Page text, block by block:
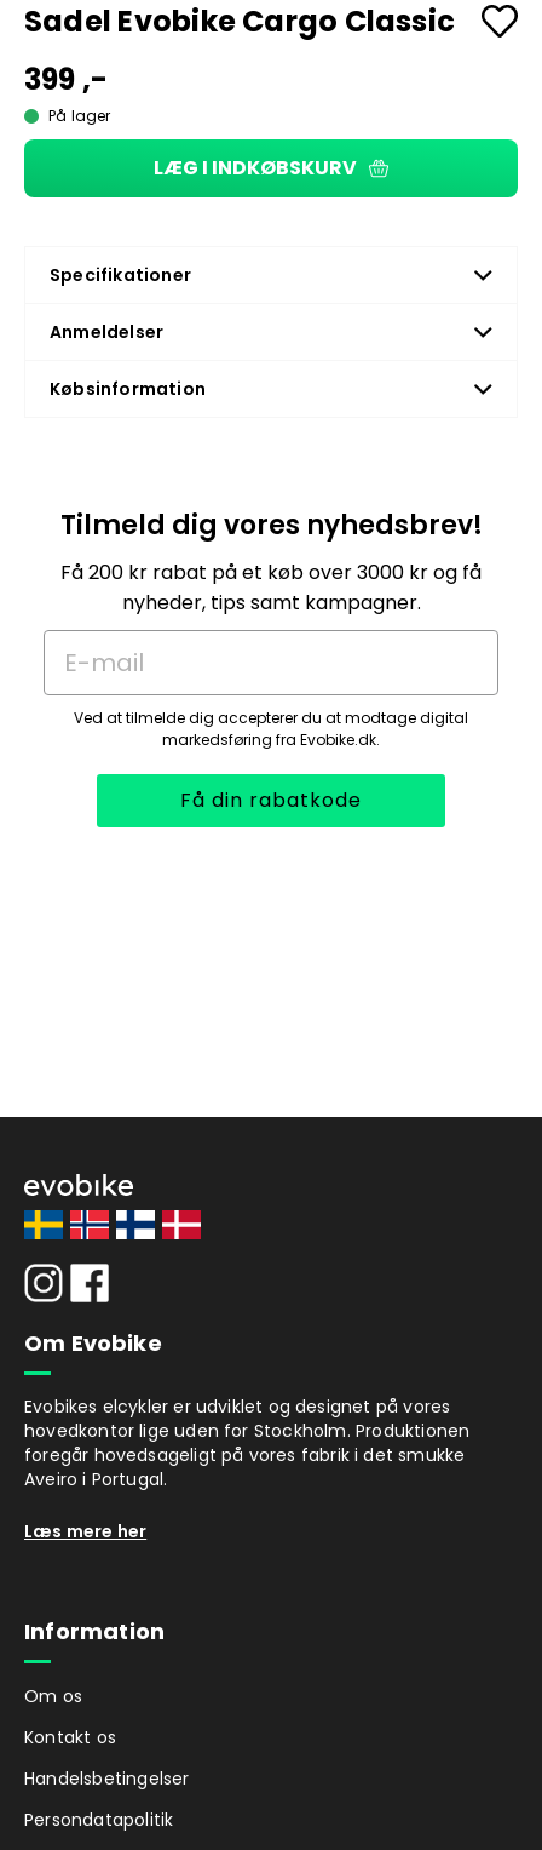
Sadel Evobike Cargo Classic
399 ,-
På lager
LÆG I INDKØBSKURV
Specifikationer
Anmeldelser
Købsinformation
Tilmeld dig vores nyhedsbrev!
Få 200 kr rabat på et køb over 3000 kr og få
nyheder, tips samt kampagner.
E-mail
Ved at tilmelde dig accepterer du at modtage digital
markedsføring fra Evobike.dk.
Få din rabatkode
Om Evobike
Evobikes elcykler er udviklet og designet på vores
hovedkontor lige uden for Stockholm. Produktionen
foregår hovedsageligt på vores fabrik i det smukke
Aveiro i Portugal.
Læs mere her
Information
Om os
Kontakt os
Handelsbetingelser
Persondatapolitik